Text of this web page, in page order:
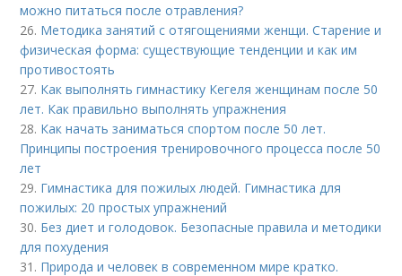
можно питаться после отравления?
26. Методика занятий с отягощениями женщи. Старение и
физическая форма: существующие тенденции и как им
противостоять
27. Как выполнять гимнастику Кегеля женщинам после 50
лет. Как правильно выполнять упражнения
28. Как начать заниматься спортом после 50 лет.
Принципы построения тренировочного процесса после 50
лет
29. Гимнастика для пожилых людей. Гимнастика для
пожилых: 20 простых упражнений
30. Без диет и голодовок. Безопасные правила и методики
для похудения
31. Природа и человек в современном мире кратко.